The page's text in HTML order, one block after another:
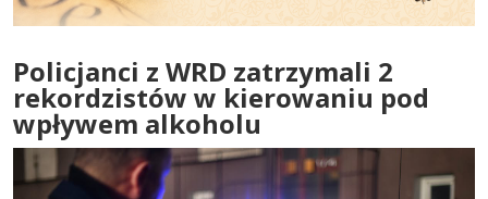
Policjanci z WRD zatrzymali 2
rekordzistów w kierowaniu pod
wpływem alkoholu